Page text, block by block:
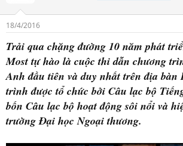
18/4/2016
Trải qua chặng đường 10 năm phát
Most tự hào là cuộc thi dẫn chương
Anh đầu tiên và duy nhất trên địa bàn
trình được tổ chức bởi Câu lạc bộ
bốn Câu lạc bộ hoạt động sôi nổi và
trường Đại học Ngoại thương.